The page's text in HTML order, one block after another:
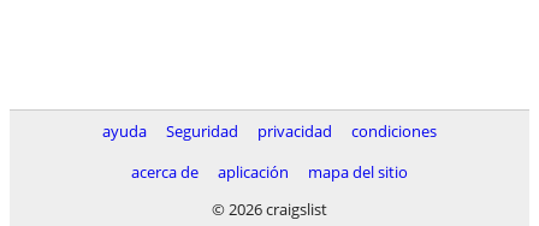
ayuda Seguridad privacidad
condiciones
acerca de
aplicación
mapa del sitio
© 2026 craigslist